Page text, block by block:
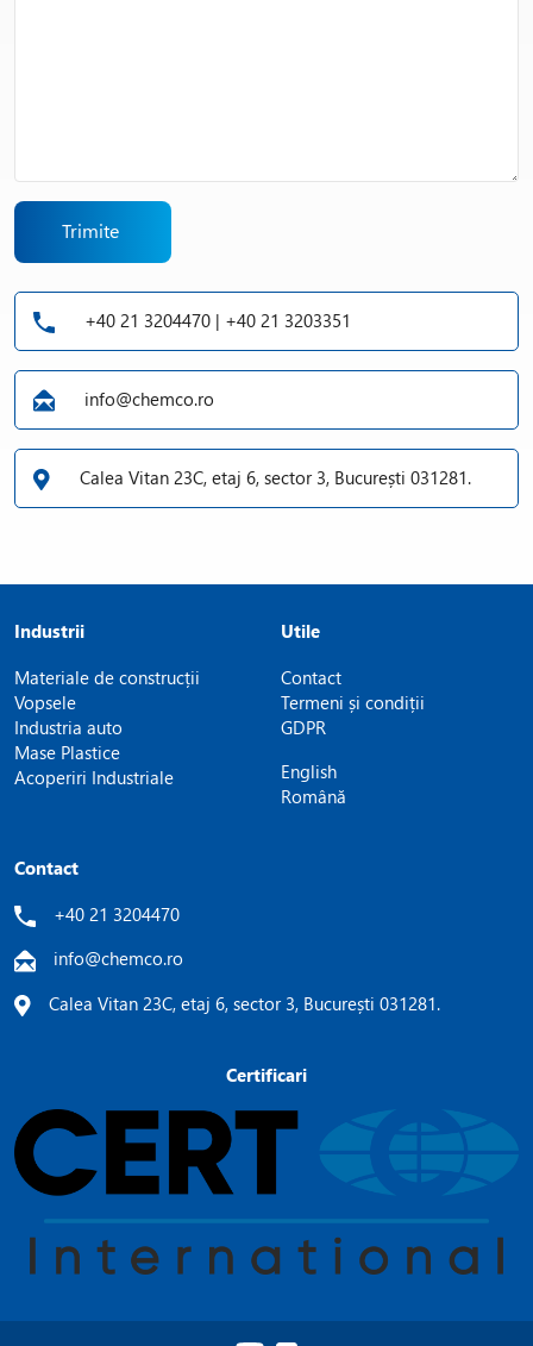
Trimite
+40 21 3204470 | +40 21 3203351
info@chemco.ro
Calea Vitan 23C, etaj 6, sector 3, București 031281.
Industrii
Materiale de construcții
Vopsele
Industria auto
Mase Plastice
Acoperiri Industriale
Utile
Contact
Termeni și condiții
GDPR
English
Română
Contact
+40 21 3204470
info@chemco.ro
Calea Vitan 23C, etaj 6, sector 3, București 031281.
Certificari